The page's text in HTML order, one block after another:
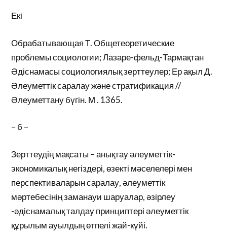
Екі
Обрабатывающая Т. Общетеоретические
проблемы социологии; Лазаре-фельд-Тармақтан
Әдіснамасы социологиялық зерттеулер; Ер ақыл Д.
Әлеуметтік саралау және стратификация //
Әлеуметтану бүгін. М . 1365.
– б –
Зерттеудің мақсаты – анықтау әлеуметтік-
экономикалық негіздері, өзекті мәселелері мен
перспективаларын саралау, әлеуметтік
мәртебесінің заманауи шаруалар, әзірлеу
-әдіснамалық талдау принциптері әлеуметтік
құрылым ауылдың өтпелі жай-күйі.